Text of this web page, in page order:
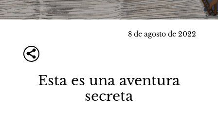
8 de agosto de 2022
Esta es una aventura
secreta